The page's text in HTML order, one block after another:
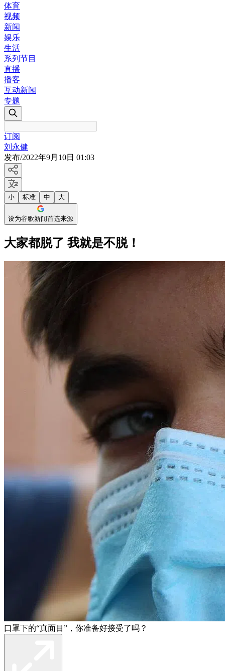
体育
视频
新闻
娱乐
生活
系列节目
直播
播客
互动新闻
专题
订阅
刘永健
发布/2022年9月10日 01:03
小 标准 中 大
设为谷歌新闻首选来源
大家都脱了 我就是不脱！
口罩下的“真面目”，你准备好接受了吗？